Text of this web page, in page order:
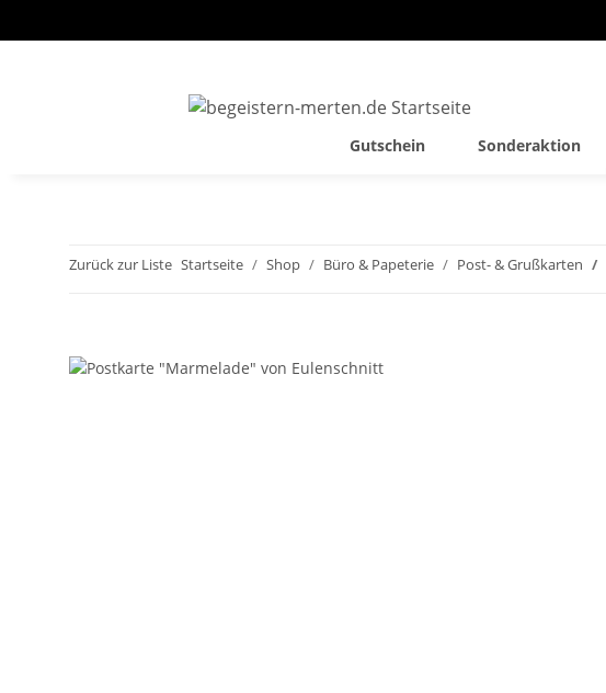
Gutschein Sonderaktion
Zurück zur Liste Startseite Shop Büro & Papeterie Post- & Grußkarten